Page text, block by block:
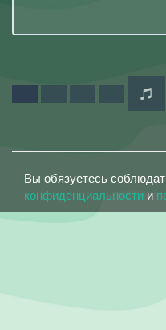
Вы обязуетесь
конфиденциальности и